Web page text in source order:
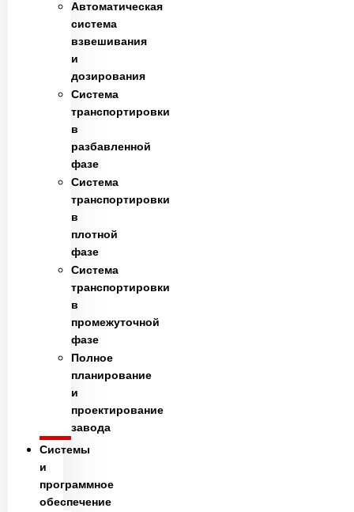
Автоматическая
система
взвешивания
и
дозирования
Система
транспортировки
в
разбавленной
фазе
Система
транспортировки
в
плотной
фазе
Система
транспортировки
в
промежуточной
фазе
Полное
планирование
и
проектирование
завода
Системы
и
программное
обеспечение